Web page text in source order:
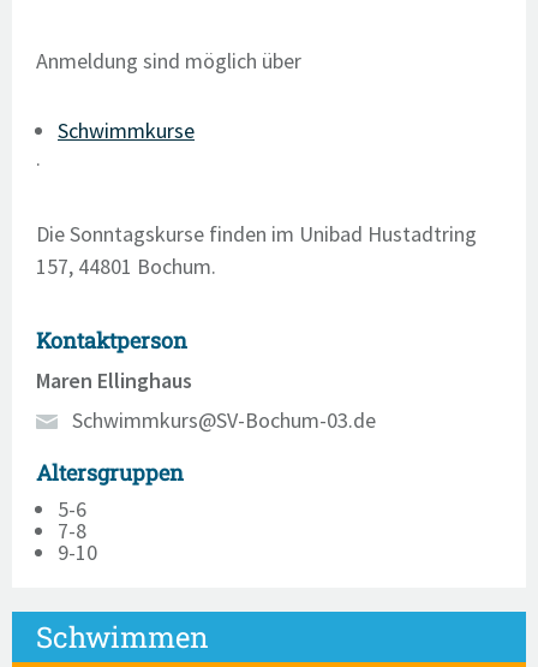
Anmeldung sind möglich über
Schwimmkurse
.
Die Sonntagskurse finden im Unibad Hustadtring
157, 44801 Bochum.
Kontaktperson
Maren Ellinghaus
Schwimmkurs@SV-Bochum-03.de
Altersgruppen
5-6
7-8
9-10
Schwimmen